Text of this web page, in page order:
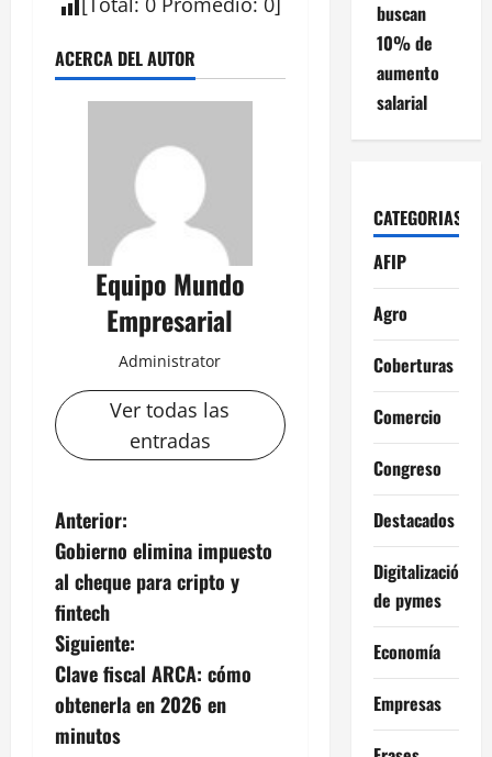
ACERCA DEL AUTOR
Equipo Mundo
Empresarial
Administrator
Ver todas las
entradas
N
a
v
e
g
Anterior:
Gobierno elimina impuesto
al cheque para cripto y
fintech
Siguiente:
Clave fiscal ARCA: cómo
obtenerla en 2026 en
minutos
buscan
10% de
aumento
salarial
CATEGORIAS
AFIP
Agro
Coberturas
Comercio
Congreso
Destacados
Digitalización
de pymes
Economía
Empresas